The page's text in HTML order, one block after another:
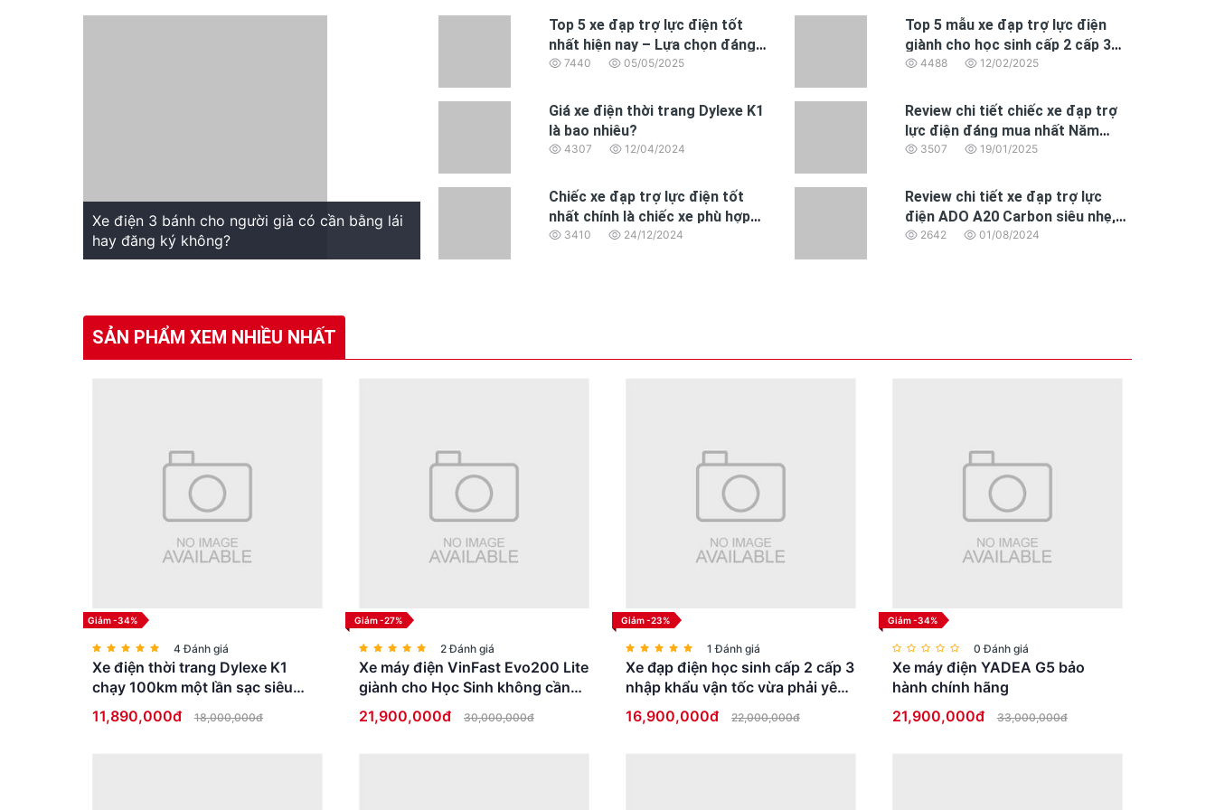
Xe điện 3 bánh cho người già có cần bằng lái
hay đăng ký không?
Top 5 xe đạp trợ lực điện tốt
nhất hiện nay – Lựa chọn đáng
mua năm 2025
7440 05/05/2025
Top 5 mẫu xe đạp trợ lực điện
giành cho học sinh cấp 2 cấp 3
đáng mua nhất 2025
4488 12/02/2025
Giá xe điện thời trang Dylexe K1
là bao nhiêu?
4307 12/04/2024
Review chi tiết chiếc xe đạp trợ
lực điện đáng mua nhất Năm
2025 dành cho dân văn phòng
3507 19/01/2025
Chiếc xe đạp trợ lực điện tốt
nhất chính là chiếc xe phù hợp
nhất với nhu cầu của bạn
3410 24/12/2024
Review chi tiết xe đạp trợ lực
điện ADO A20 Carbon siêu nhẹ,
động cơ BAFANG hoàn toàn mới
2642 01/08/2024
SẢN PHẨM XEM NHIỀU NHẤT
Giảm -34%
4 Đánh giá
Xe điện thời trang Dylexe K1
chạy 100km một lần sạc siêu
HOT
11,890,000đ 18,000,000đ
Giảm -27%
2 Đánh giá
Xe máy điện VinFast Evo200 Lite
giành cho Học Sinh không cần
bằng lái
21,900,000đ 30,000,000đ
Giảm -23%
1 Đánh giá
Xe đạp điện học sinh cấp 2 cấp 3
nhập khẩu vận tốc vừa phải yên
thấp an toàn
16,900,000đ 22,000,000đ
Giảm -34%
0 Đánh giá
Xe máy điện YADEA G5 bảo
hành chính hãng
21,900,000đ
33,000,000đ